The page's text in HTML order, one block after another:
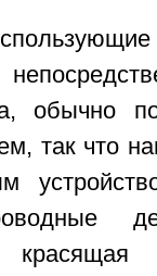
обычно
так что